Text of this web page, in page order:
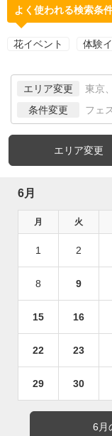
よく使われる検索条
花イベント 体験
エリア変更 東京
条件変更 フェ
エリア変更
6月
月 火
1 2
8 9
15 16
22 23
29 30
6月